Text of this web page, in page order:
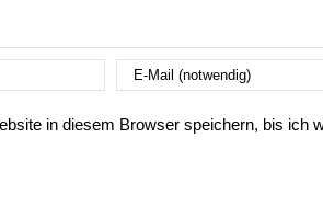
in diesem Browser speichern, bis ich